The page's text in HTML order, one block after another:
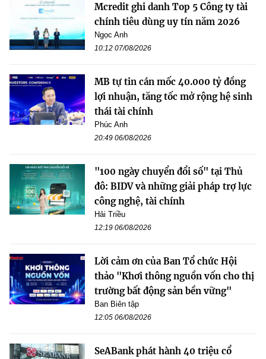
Mcredit ghi danh Top 5 Công ty tài
chính tiêu dùng uy tín năm 2026
Ngọc Anh
10:12 07/08/2026
MB tự tin cán mốc 40.000 tỷ đồng
lợi nhuận, tăng tốc mở rộng hệ sinh
thái tài chính
Phúc Anh
20:49 06/08/2026
"100 ngày chuyển đổi số" tại Thủ
đô: BIDV và những giải pháp trợ lực
công nghệ, tài chính
Hải Triều
12:19 06/08/2026
Lời cảm ơn của Ban Tổ chức Hội
thảo "Khơi thông nguồn vốn cho thị
trường bất động sản bền vững"
Ban Biên tập
12:05 06/08/2026
SeABank phát hành 40 triệu cổ